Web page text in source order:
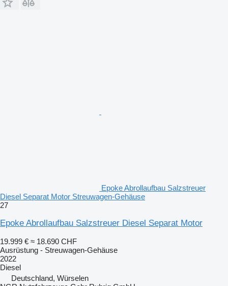
Epoke Abrollaufbau Salzstreuer
Diesel Separat Motor Streuwagen-Gehäuse
27
Epoke Abrollaufbau Salzstreuer Diesel Separat Motor
19.999 € ≈ 18.690 CHF
Ausrüstung - Streuwagen-Gehäuse
2022
Diesel
Deutschland, Würselen